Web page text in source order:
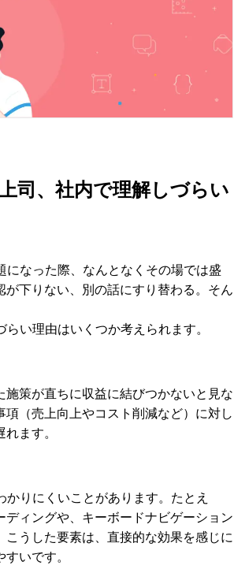
司、社内で理解しづらい
なった際、なんとなくその場では盛
下りない、別の話にすり替わる。そん
い理由はいくつか考えられます。
策が直ちに収益に結びつかないと見な
（売上向上やコスト削減など）に対し
ます。
りにくいことがあります。たとえ
ィングや、キーボードナビゲーション
うした要素は、直接的な効果を感じに
いです。